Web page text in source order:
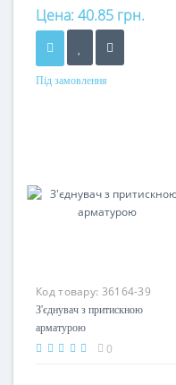
Цена:40.85 грн.
Під замовлення
Код товару: 36164-39
З'єднувач з притискною
арматурою
0